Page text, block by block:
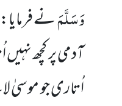
وَسَلَّمَنے
آدمی پر کچھ
اُتاری جو موسیٰ